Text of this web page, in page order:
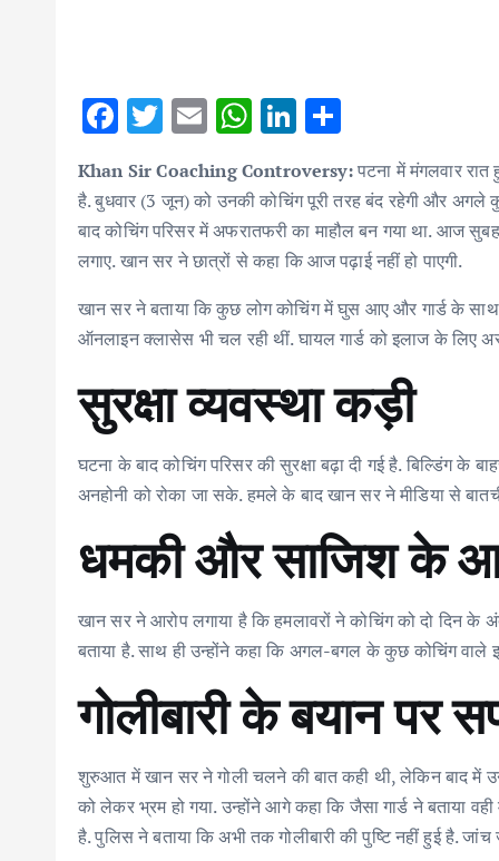
F
e
b
o
o
k
T
it
te
r
E
ai
l
W
at
s
A
p
p
Li
k
e
dI
n
ar
e
Khan Sir Coaching Controversy:पटना में मंगलवार
है. बुधवार (3 जून) को उनकी कोचिंग पूरी तरह बंद रहेगी और
बाद कोचिंग परिसर में अफरातफरी का माहौल बन गया था. आज
लगाए. खान सर ने छात्रों से कहा कि आज पढ़ाई नहीं हो पाएगी.
खान सर ने बताया कि कुछ लोग कोचिंग में घुस आए और गार्ड के
ऑनलाइन क्लासेस भी चल रही थीं. घायल गार्ड को इलाज के लिए
सुरक्षा व्यवस्था कड़ी
घटना के बाद कोचिंग परिसर की सुरक्षा बढ़ा दी गई है. बिल्डिंग के
अनहोनी को रोका जा सके. हमले के बाद खान सर ने मीडिया से
धमकी और साजिश के
खान सर ने आरोप लगाया है कि हमलावरों ने कोचिंग को दो दिन के
बताया है. साथ ही उन्होंने कहा कि अगल-बगल के कुछ कोचिंग वाले
गोलीबारी के बयान पर
शुरुआत में खान सर ने गोली चलने की बात कही थी, लेकिन बाद में
को लेकर भ्रम हो गया. उन्होंने आगे कहा कि जैसा गार्ड ने बताया
है. पुलिस ने बताया कि अभी तक गोलीबारी की पुष्टि नहीं हुई है. जांच